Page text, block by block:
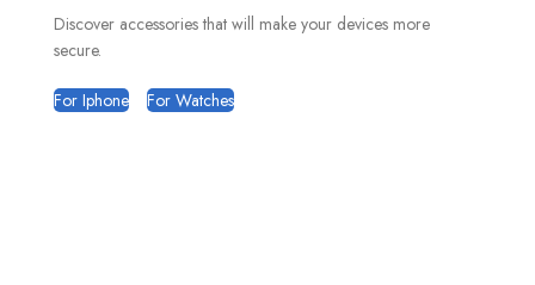
Discover accessories that will make your devices more
secure.
For Iphone For Watches